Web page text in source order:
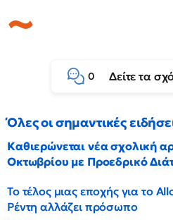
0 Δείτε τα
Όλες οι σημαντικές
Καθιερώνεται νέα σχολική
Οκτωβρίου με Προεδρικό
Το τέλος μιας εποχής για το
Ρέντη αλλάζει πρόσωπο